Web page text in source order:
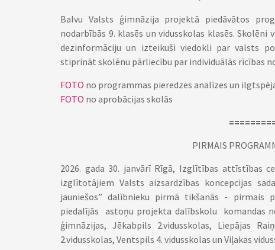
Balvu Valsts ģimnāzija projektā piedāvātos
nodarbībās 9. klasēs un vidusskolas klasēs.
dezinformāciju un izteikuši viedokli par valsts
stiprināt skolēnu pārliecību par individuālās rīcības
FOTO no programmas pieredzes analīzes un
FOTO no aprobācijas skolās
PIRMAIS
2026. gada 30. janvārī Rīgā, Izglītības attīstības
izglītotājiem Valsts aizsardzības koncepcijas
jauniešos” dalībnieku pirmā tikšanās - pirmais
piedalījās astoņu projekta dalībskolu komandas
ģimnāzijas, Jēkabpils 2.vidusskolas, Liepājas
2.vidusskolas, Ventspils 4. vidusskolas un Viļakas